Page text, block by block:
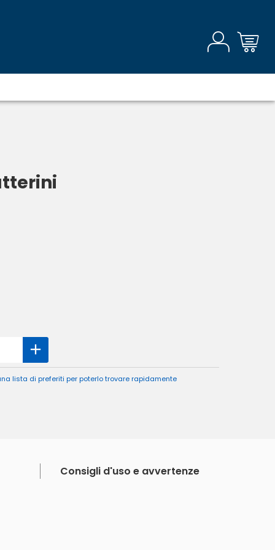
lista di preferiti per poterlo trovare rapidamente
Consigli d'uso e avvertenze